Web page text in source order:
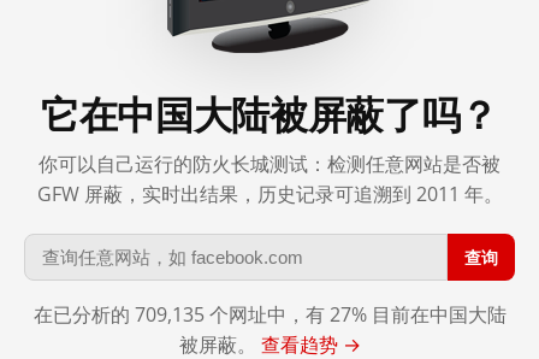
它在中国大陆被屏蔽了吗？
你可以自己运行的防火长城测试：检测任意网站是否被
GFW 屏蔽，实时出结果，历史记录可追溯到 2011 年。
查询
在已分析的 709,135 个网址中，有 27% 目前在中国大陆
被屏蔽。 查看趋势 →